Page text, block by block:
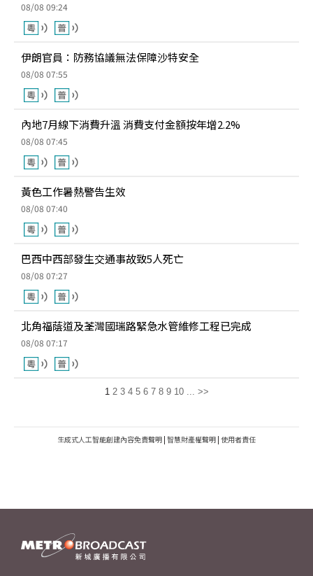
08/08 09:24
伊朗官員：防務協議無法保障沙特安全
08/08 07:55
內地7月線下消費升溫 消費支付金額按年增2.2%
08/08 07:45
黃色工作暑熱警告生效
08/08 07:40
巴西中西部發生交通事故致5人死亡
08/08 07:27
北角福蔭道及荃灣國瑞路緊急水管維修工程已完成
08/08 07:17
1 2 3 4 5 6 7 8 9 10 ... >>
生成式人工智能創建內容免責聲明 | 智慧財產權聲明 | 使用者責任